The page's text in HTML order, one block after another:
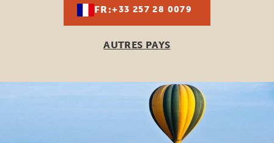
FR:+33 257 28 0079
AUTRES PAYS